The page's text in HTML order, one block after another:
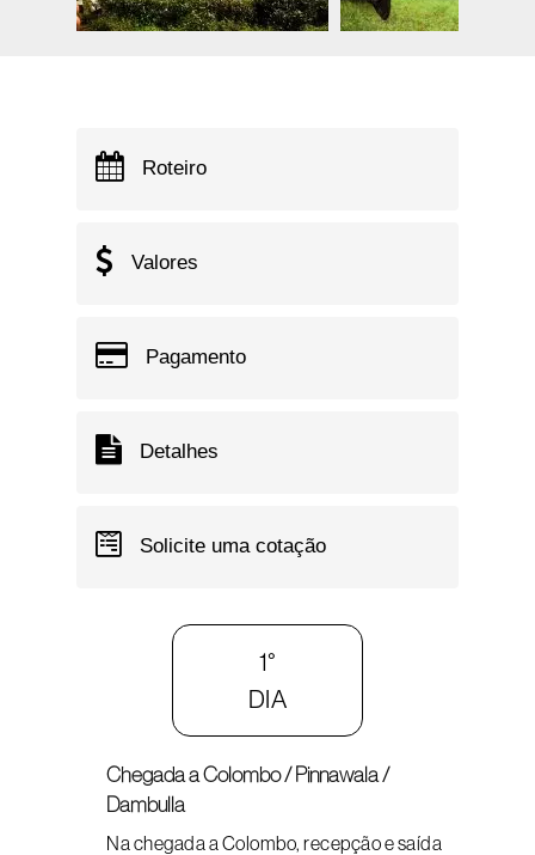
Roteiro
Valores
Pagamento
Detalhes
Solicite uma cotação
1°
DIA
Chegada a Colombo / Pinnawala /
Dambulla
Na chegada a Colombo, recepção e saída